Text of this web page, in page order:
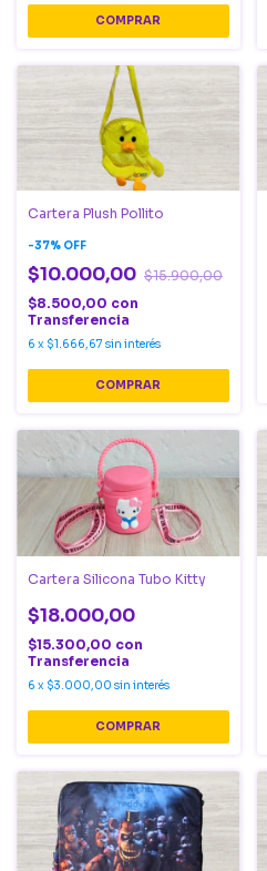
Cartera Plush Pollito
-37% OFF
$10.000,00 $15.900,00
$8.500,00 con
Transferencia
6 x $1.666,67 sin interés
Cartera Silicona Tubo Kitty
$18.000,00
$15.300,00 con
Transferencia
6 x $3.000,00 sin interés